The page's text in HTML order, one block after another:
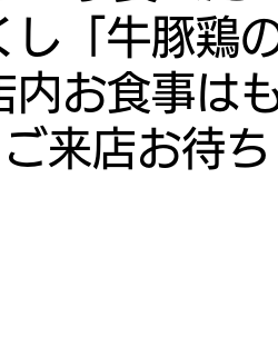
し「牛豚鶏
内お食事は
来店お待ち